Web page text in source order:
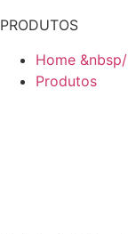
PRODUTOS
Home &nbsp/
Produtos